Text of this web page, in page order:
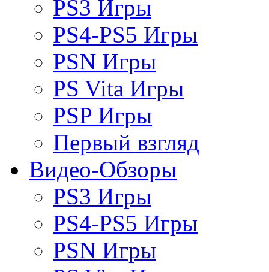
PS3 Игры
PS4-PS5 Игры
PSN Игры
PS Vita Игры
PSP Игры
Первый взгляд
Видео-Обзоры
PS3 Игры
PS4-PS5 Игры
PSN Игры